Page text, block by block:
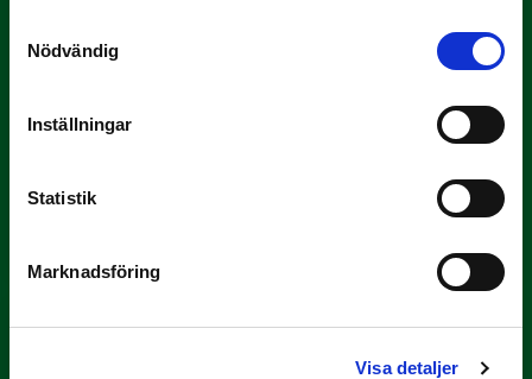
Nödvändig
Inställningar
Statistik
Marknadsföring
Visa detaljer
Rösta på Månadens Tränare i juni